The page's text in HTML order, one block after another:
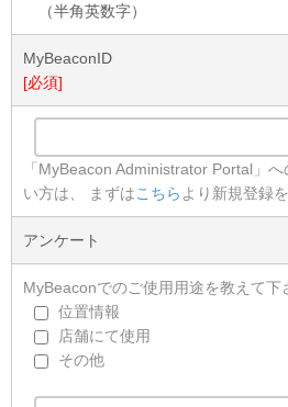
（半角英数字）
MyBeaconID
[必須]
「MyBeacon Administrator Portal」
い方は、 まずはこちら より新規登録
アンケート
MyBeaconでのご使用用途を教えて下
位置情報
店舗にて使用
その他